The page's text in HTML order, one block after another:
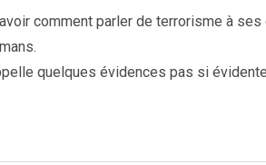
comment parler de terrorisme à
quelques évidences pas si